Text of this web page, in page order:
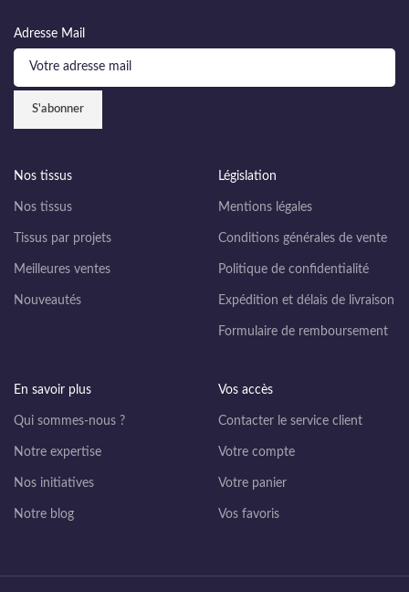
Adresse Mail
Nos tissus
Nos tissus
Tissus par projets
Meilleures ventes
Nouveautés
Législation
Mentions légales
Conditions générales de vente
Politique de confidentialité
Expédition et délais de livraison
Formulaire de remboursement
En savoir plus
Qui sommes-nous ?
Notre expertise
Nos initiatives
Notre blog
Vos accès
Contacter le service client
Votre compte
Votre panier
Vos favoris